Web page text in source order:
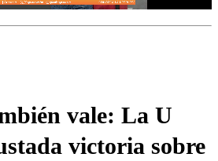
vale: La U
victoria sobre